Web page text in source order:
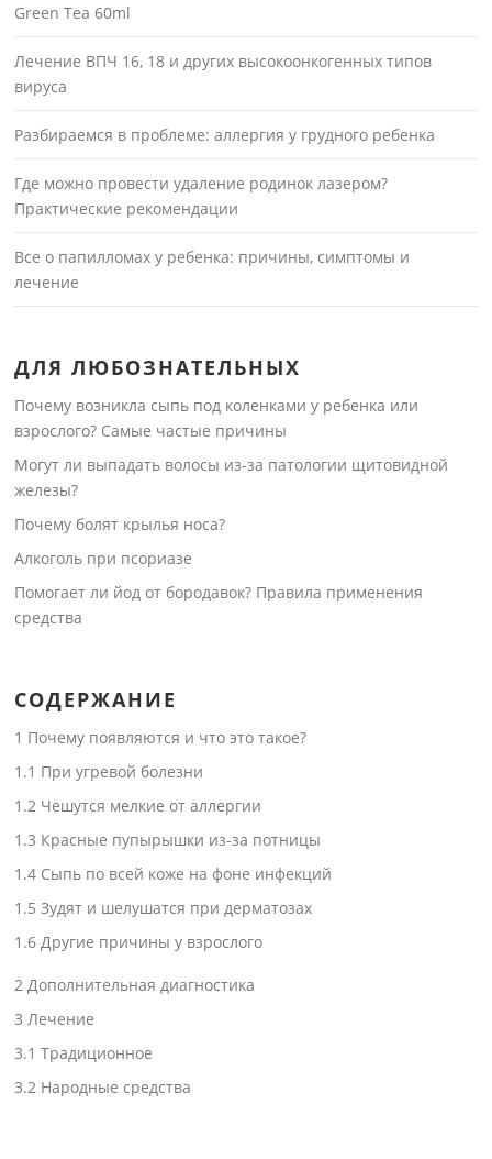
Green Tea 60ml
Лечение ВПЧ 16, 18 и других высокоонкогенных типов
вируса
Разбираемся в проблеме: аллергия у грудного ребенка
Где можно провести удаление родинок лазером?
Практические рекомендации
Все о папилломах у ребенка: причины, симптомы и
лечение
ДЛЯ ЛЮБОЗНАТЕЛЬНЫХ
Почему возникла сыпь под коленками у ребенка или
взрослого? Самые частые причины
Могут ли выпадать волосы из-за патологии щитовидной
железы?
Почему болят крылья носа?
Алкоголь при псориазе
Помогает ли йод от бородавок? Правила применения
средства
СОДЕРЖАНИЕ
1 Почему появляются и что это такое?
1.1 При угревой болезни
1.2 Чешутся мелкие от аллергии
1.3 Красные пупырышки из-за потницы
1.4 Сыпь по всей коже на фоне инфекций
1.5 Зудят и шелушатся при дерматозах
1.6 Другие причины у взрослого
2 Дополнительная диагностика
3 Лечение
3.1 Традиционное
3.2 Народные средства